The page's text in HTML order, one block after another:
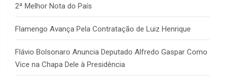
2ª Melhor Nota do País
Flamengo Avança Pela Contratação de Luiz Henrique
Flávio Bolsonaro Anuncia Deputado Alfredo Gaspar Como
Vice na Chapa Dele à Presidência